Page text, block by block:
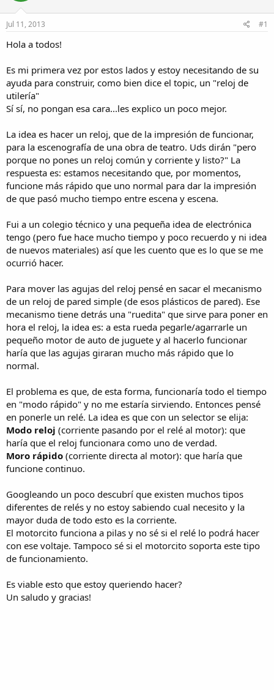
Jul 11, 2013 #1
Hola a todos!
Es mi primera vez por estos lados y estoy necesitando de su
ayuda para construir, como bien dice el topic, un "reloj de
utilería"
Sí sí, no pongan esa cara...les explico un poco mejor.
La idea es hacer un reloj, que de la impresión de funcionar,
para la escenografía de una obra de teatro. Uds dirán "pero
porque no pones un reloj común y corriente y listo?" La
respuesta es: estamos necesitando que, por momentos,
funcione más rápido que uno normal para dar la impresión
de que pasó mucho tiempo entre escena y escena.
Fui a un colegio técnico y una pequeña idea de electrónica
tengo (pero fue hace mucho tiempo y poco recuerdo y ni idea
de nuevos materiales) así que les cuento que es lo que se me
ocurrió hacer.
Para mover las agujas del reloj pensé en sacar el mecanismo
de un reloj de pared simple (de esos plásticos de pared). Ese
mecanismo tiene detrás una "ruedita" que sirve para poner en
hora el reloj, la idea es: a esta rueda pegarle/agarrarle un
pequeño motor de auto de juguete y al hacerlo funcionar
haría que las agujas giraran mucho más rápido que lo
normal.
El problema es que, de esta forma, funcionaría todo el tiempo
en "modo rápido" y no me estaría sirviendo. Entonces pensé
en ponerle un relé. La idea es que con un selector se elija:
Modo reloj (corriente pasando por el relé al motor): que
haría que el reloj funcionara como uno de verdad.
Moro rápido (corriente directa al motor): que haría que
funcione continuo.
Googleando un poco descubrí que existen muchos tipos
diferentes de relés y no estoy sabiendo cual necesito y la
mayor duda de todo esto es la corriente.
El motorcito funciona a pilas y no sé si el relé lo podrá hacer
con ese voltaje. Tampoco sé si el motorcito soporta este tipo
de funcionamiento.
Es viable esto que estoy queriendo hacer?
Un saludo y gracias!